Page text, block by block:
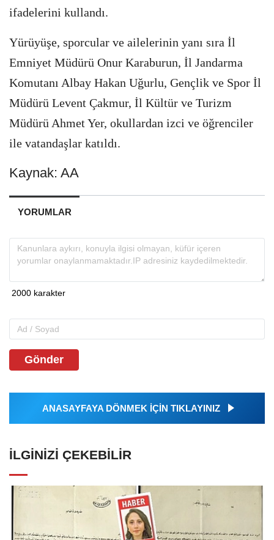
ifadelerini kullandı.
Yürüyüşe, sporcular ve ailelerinin yanı sıra İl
Emniyet Müdürü Onur Karaburun, İl Jandarma
Komutanı Albay Hakan Uğurlu, Gençlik ve Spor İl
Müdürü Levent Çakmur, İl Kültür ve Turizm
Müdürü Ahmet Yer, okullardan izci ve öğrenciler
ile vatandaşlar katıldı.
Kaynak: AA
YORUMLAR
Gönder
ANASAYFAYA DÖNMEK İÇİN TIKLAYINIZ
İLGINIZI ÇEKEBILIR